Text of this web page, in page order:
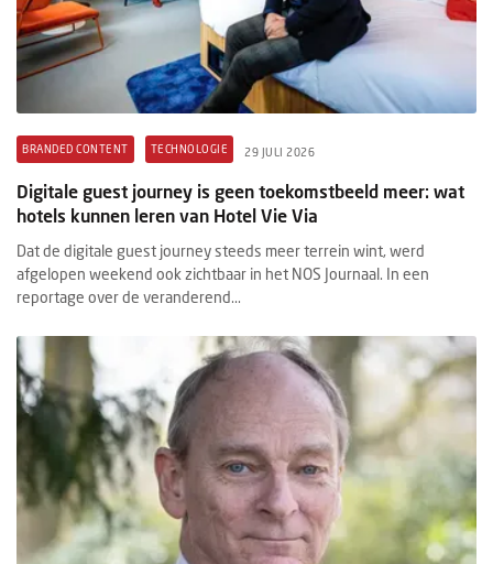
BRANDED CONTENT TECHNOLOGIE 29 JULI 2026
Digitale guest journey is geen toekomstbeeld meer: wat
hotels kunnen leren van Hotel Vie Via
Dat de digitale guest journey steeds meer terrein wint, werd
afgelopen weekend ook zichtbaar in het NOS Journaal. In een
reportage over de veranderend...